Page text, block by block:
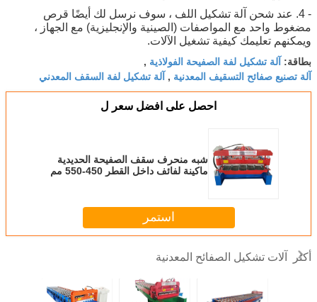
شحن آلة تشكيل اللف ، سوف نرسل لك أيضًا قرص
مع المواصفات (الصينية والإنجليزية) مع الجهاز ،
تعليمك كيفية تشغيل الآلات.
آلة تشكيل لفة الصفيحة الفولاذية
صفائح التسقيف المعدنية,آلة تشكيل لفة السقف المعدني
احصل على افضل سعر ل
شبه منحرف سقف الصفيحة الحديدية
ماكينة لفائف داخل القطر 450-550 مم
خطوات تشكيل 13
تشكيل الصفائح المعدنية